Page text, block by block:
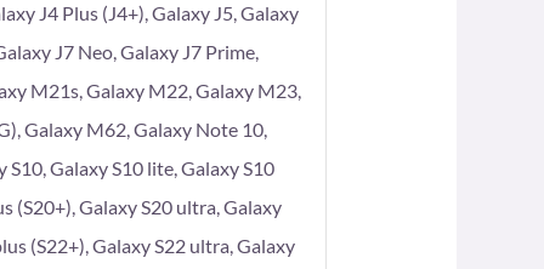
J4 Plus (J4+), Galaxy J5, Galaxy
J7 Neo, Galaxy J7 Prime,
M21s, Galaxy M22, Galaxy M23,
Galaxy M62, Galaxy Note 10,
Galaxy S10 lite, Galaxy S10
(S20+), Galaxy S20 ultra, Galaxy
(S22+), Galaxy S22 ultra, Galaxy